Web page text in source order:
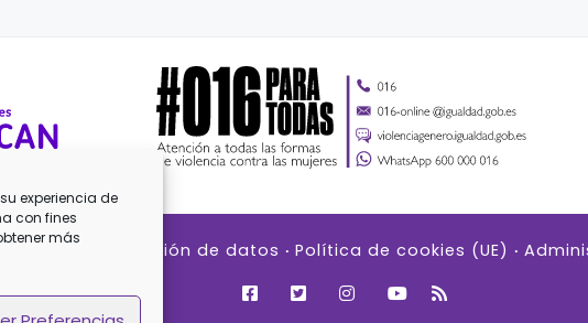
experiencia de
con fines
más
Legal Protección de datos Política de cookies (UE)